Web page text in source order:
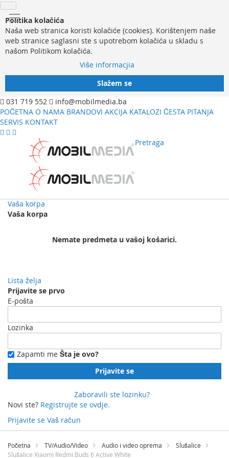
Politika kolačića
Naša web stranica koristi kolačiće (cookies). Korištenjem naše
web stranice saglasni ste s upotrebom kolačića u skladu s
našom Politikom kolačića.
Više informacjia
Slažem se
031 719 552
info@mobilmedia.ba
POČETNA O NAMA BRANDOVI AKCIJA KATALOZI ČESTA PITANJA
SERVIS KONTAKT
Pretraga
Vaša korpa
Vaša korpa
Nemate predmeta u vašoj košarici.
Lista želja
Prijavite se prvo
E-pošta
Lozinka
Zapamti me Šta je ovo?
Prijavite se
Zaboravili ste lozinku?
Novi ste? Registrujte se ovdje.
Prijavite se Vaš račun
Preskočite
sadržaj
Početna TV/Audio/Video Audio i video oprema
Slušalice
Slušalice Xiaomi Redmi Buds 6 Active White